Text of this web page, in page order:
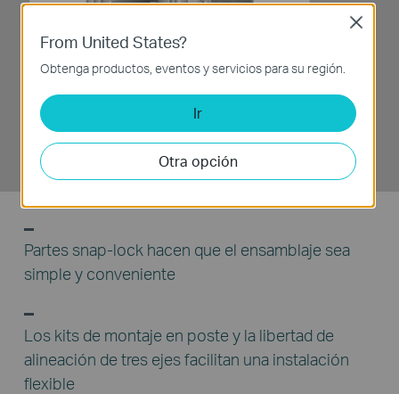
Receptor de
Partes snap-lock hacen que el ensamblaje sea
simple y conveniente
Los kits de montaje en poste y la libertad de
alineación de tres ejes facilitan una instalación
flexible
From United States?
Obtenga productos, eventos y servicios para su región.
Ir
Otra opción
Close